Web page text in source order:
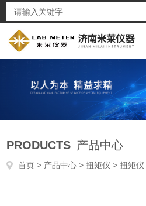
PRODUCTS 产品中心
首页 > 产品中心 >扭矩仪 >扭矩仪